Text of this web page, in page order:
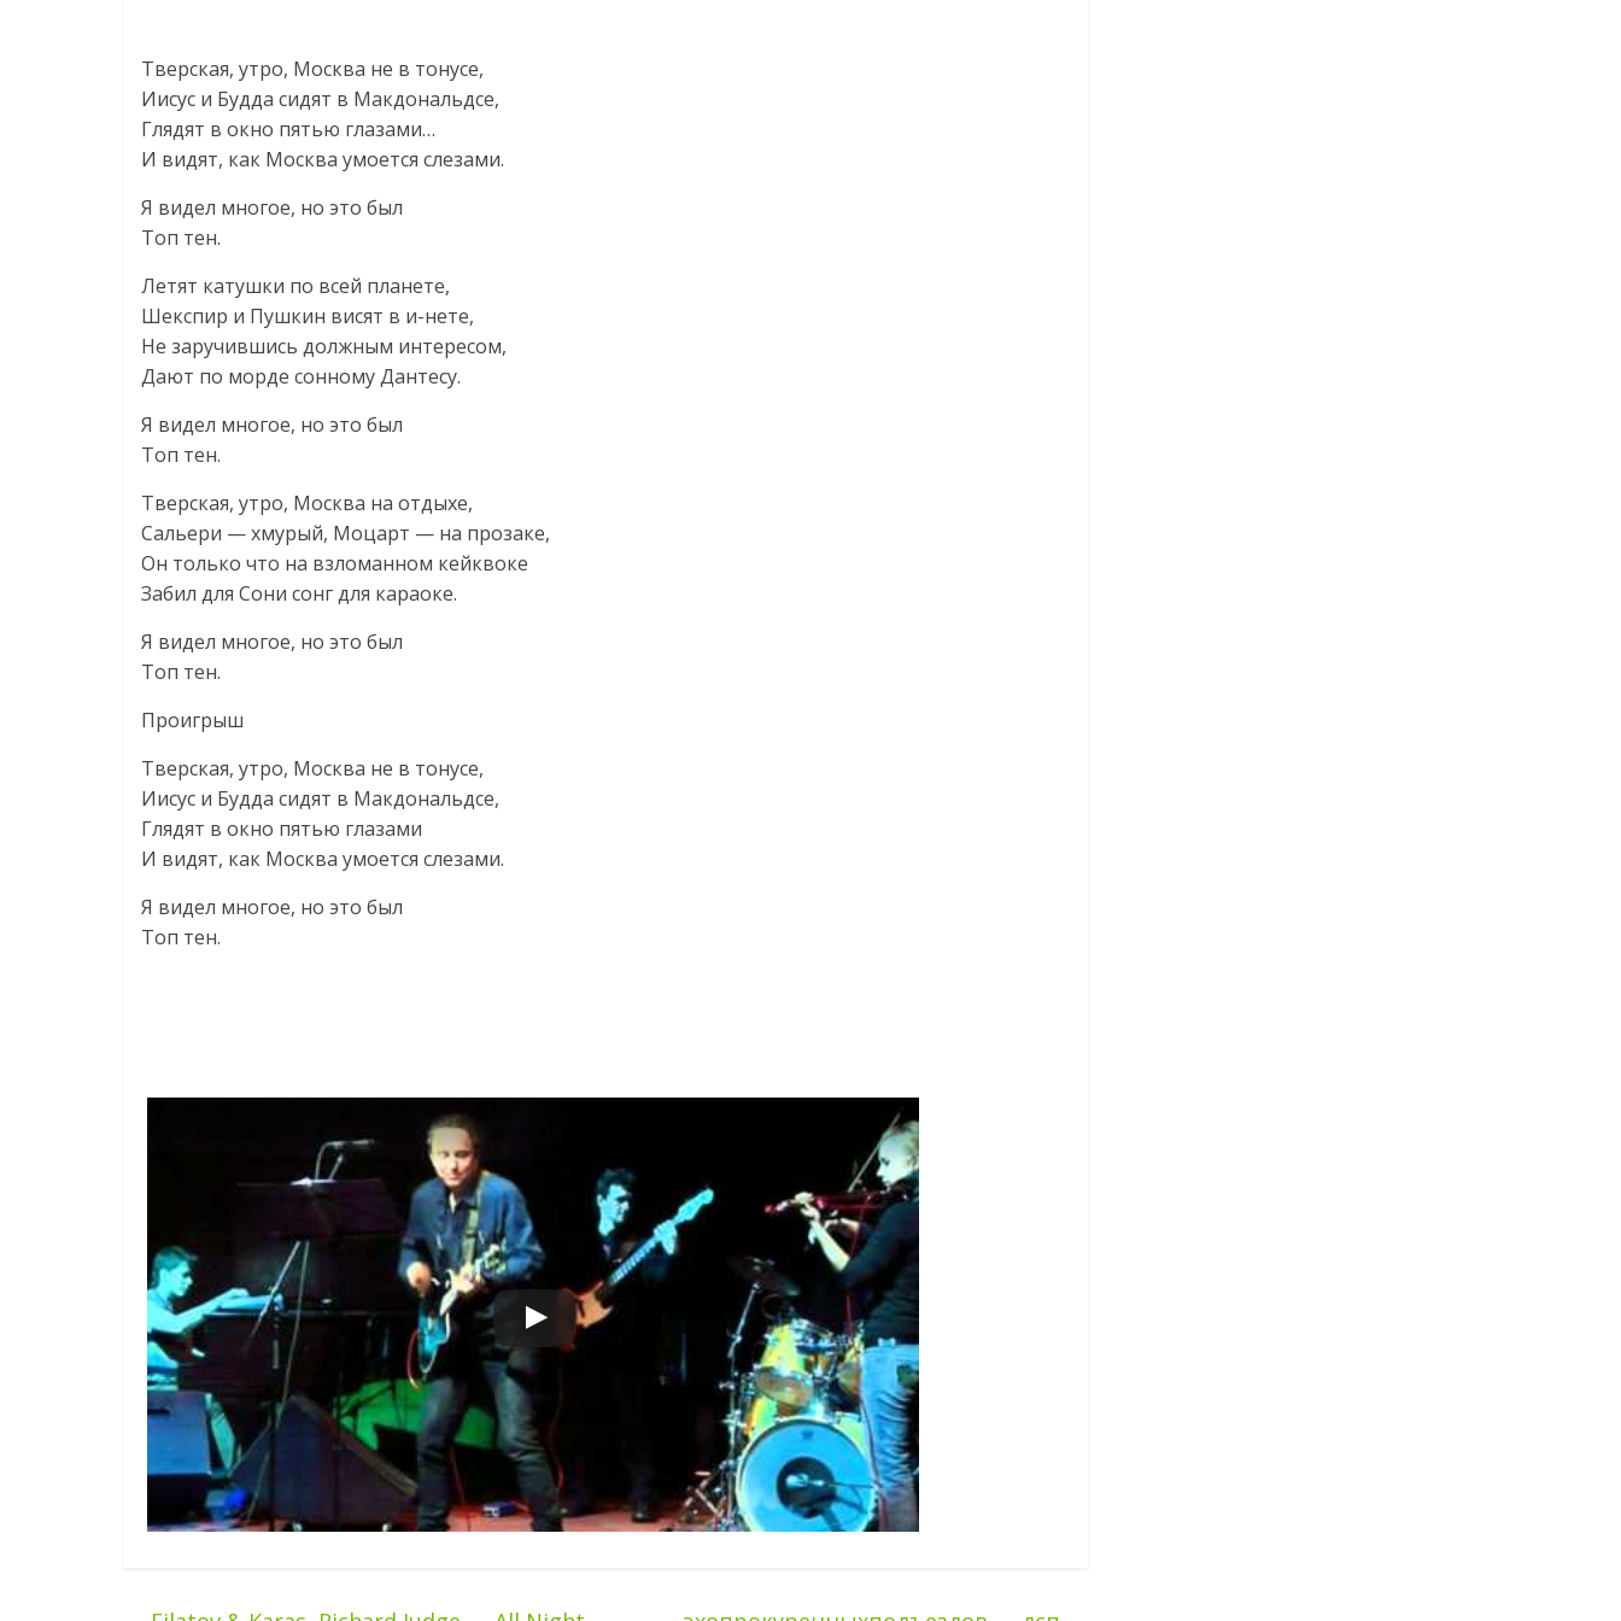
Тверская, утро, Москва не в тонусе,
Иисус и Будда сидят в Макдональдсе,
Глядят в окно пятью глазами…
И видят, как Москва умоется слезами.
Я видел многое, но это был
Топ тен.
Летят катушки по всей планете,
Шекспир и Пушкин висят в и-нете,
Не заручившись должным интересом,
Дают по морде сонному Дантесу.
Я видел многое, но это был
Топ тен.
Тверская, утро, Москва на отдыхе,
Сальери — хмурый, Моцарт — на прозаке,
Он только что на взломанном кейквоке
Забил для Сони сонг для караоке.
Я видел многое, но это был
Топ тен.
Проигрыш
Тверская, утро, Москва не в тонусе,
Иисус и Будда сидят в Макдональдсе,
Глядят в окно пятью глазами
И видят, как Москва умоется слезами.
Я видел многое, но это был
Топ тен.